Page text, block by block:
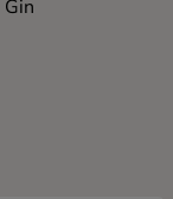
Gin